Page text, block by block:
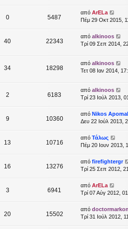
0 5487
από ArELa
Πέμ 29 Οκτ 2015,
40 22343
από alkinoos
Τρί 09 Σεπ 2014,
34 18298
από alkinoos
Τετ 08 Ιαν 2014,
2 6183
από alkinoos
Τρί 23 Ιούλ 2013,
9 10360
από Nikos
Δευ 22 Ιούλ 2013,
13 10716
από Τάλως
Πέμ 20 Ιουν 2013,
16 13276
από firefightergr
Τρί 25 Σεπ 2012,
3 6941
από ArELa
Τρί 07 Αύγ 2012,
20 15502
από doctormarkon
Τρί 31 Ιούλ 2012,